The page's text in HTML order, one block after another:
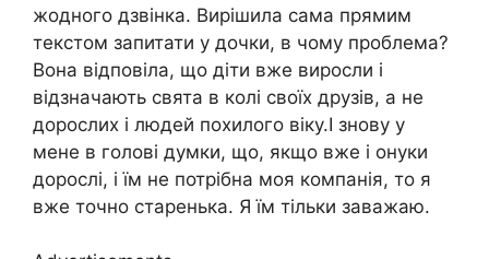
жодного дзвінка. Вирішила сама прямим
текстом запитати у дочки, в чому проблема?
Вона відповіла, що діти вже виросли і
відзначають свята в колі своїх друзів, а не
дорослих і людей похилого віку.І знову у
мене в голові думки, що, якщо вже і онуки
дорослі, і їм не потрібна моя компанія, то я
вже точно старенька. Я їм тільки заважаю.